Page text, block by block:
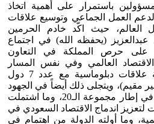
باستمرار على أهمية اتخاذ
لدعم العمل الجماعي وتوسيع علاقات
العالم، حيث اكّد خادم الحرمين
(يحفظه الله) في اجتماع
مجلس الوزراء 29/8/2023 على حرص المملكة في التعاون
الاقتصاد العالمي وفي نفس المسار
وافقت المملكة على إقامة علاقات دبلوماسية مع عدد 7 دول
مقيم)، ويتجلى ذلك أيضاً في الجهود
الريادية التي بذلتها المملكة في إطار مجموعة الـ20، وما اشتملت
من مبادرات لتعزيز اندماج الاقتصاد السعودي في
وما أولته الدولة من اهتمام في